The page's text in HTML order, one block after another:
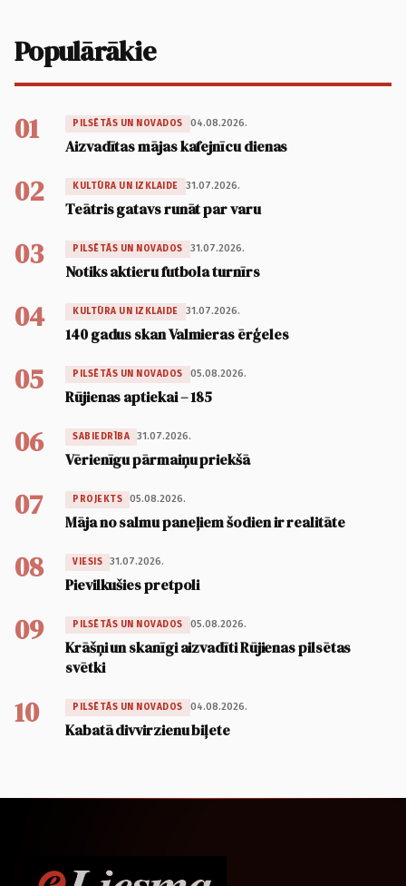
Populārākie
01 PILSĒTĀS UN NOVADOS 04.08.2026.
Aizvadītas mājas kafejnīcu dienas
02 KULTŪRA UN IZKLAIDE 31.07.2026.
Teātris gatavs runāt par varu
03 PILSĒTĀS UN NOVADOS 31.07.2026.
Notiks aktieru futbola turnīrs
04 KULTŪRA UN IZKLAIDE 31.07.2026.
140 gadus skan Valmieras ērģeles
05 PILSĒTĀS UN NOVADOS 05.08.2026.
Rūjienas aptiekai – 185
06 SABIEDRĪBA 31.07.2026.
Vērienīgu pārmaiņu priekšā
07 PROJEKTS 05.08.2026.
Māja no salmu paneļiem šodien ir realitāte
08 VIESIS 31.07.2026.
Pievilkušies pretpoli
09 PILSĒTĀS UN NOVADOS 05.08.2026.
Krāšņi un skanīgi aizvadīti Rūjienas pilsētas
svētki
10 PILSĒTĀS UN NOVADOS 04.08.2026.
Kabatā divvirzienu biļete